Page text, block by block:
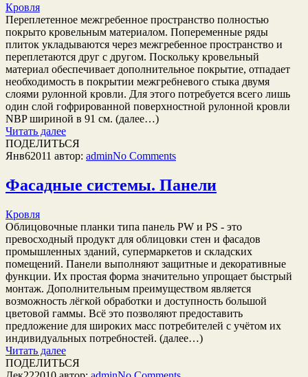
Кровля
Переплетенное межгребенное пространство полностью
покрыто кровельным материалом. Попеременные ряды
плиток укладываются через межгребенное пространство и
переплетаются друг с другом. Поскольку кровельный
материал обеспечивает дополнительное покрытие, отпадает
необходимость в покрытии межгребневого стыка двумя
слоями рулонной кровли. Для этого потребуется всего лишь
один слой гофрированной поверхностной рулонной кровли
NBP шириной в 91 см. (далее…)
Читать далее
ПОДЕЛИТЬСЯ
Янв62011 автор: adminNo Comments
Фасадные системы. Панели
Кровля
Облицовочные планки типа панель PW и PS - это
превосходный продукт для облицовки стен и фасадов
промышленных зданий, супермаркетов и складских
помещений. Панели выполняют защитные и декоративные
функции. Их простая форма значительно упрощает быстрый
монтаж. Дополнительным преимуществом является
возможность лёгкой обработки и доступность большой
цветовой гаммы. Всё это позволяют предоставить
предложение для широких масс потребителей с учётом их
индивидуальных потребностей. (далее…)
Читать далее
ПОДЕЛИТЬСЯ